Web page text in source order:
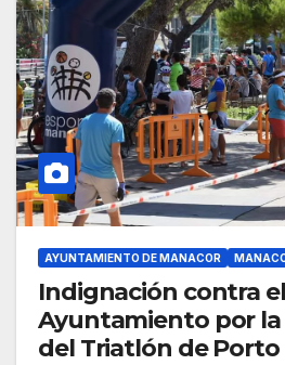
AYUNTAMIENTO DE MANACOR
Indignación contra el
Ayuntamiento por la
del Triatlón de Porto